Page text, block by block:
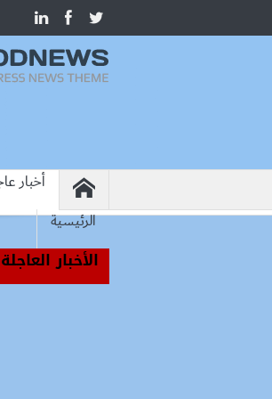
أخبار
الرئيسية
الأخبار العاجلة
من أساطير الملاعب إلى قيادة الفراعنة..
رسميًا.. محمد صلاح يرتدي الرقم 10 مع طرابزون سبور ويبعث أول رسالة للجماهير